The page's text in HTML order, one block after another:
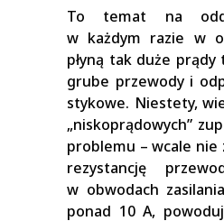
To temat na
w każdym razie w
płyną tak duże
grube przewody i
stykowe. Niestety,
„niskoprądowych”
problemu – wcale nie
rezystancję
w obwodach
ponad 10 A,